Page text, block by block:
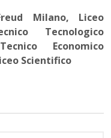
Milano, Liceo
Tecnologico
Economico
Scientifico